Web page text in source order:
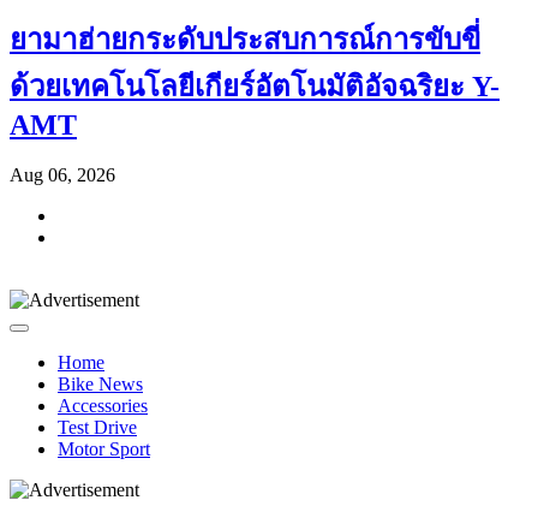
ยามาฮ่ายกระดับประสบการณ์การขับขี่
ด้วยเทคโนโลยีเกียร์อัตโนมัติอัจฉริยะ Y-
AMT
Aug 06, 2026
Home
Bike News
Accessories
Test Drive
Motor Sport